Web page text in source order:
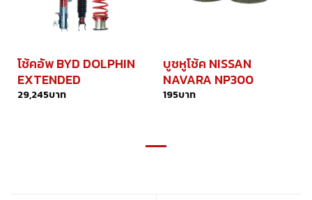
โช้คอัพ BYD DOLPHIN
EXTENDED
29,245บาท
บูชหูโช้ค NISSAN
NAVARA NP300
195บาท